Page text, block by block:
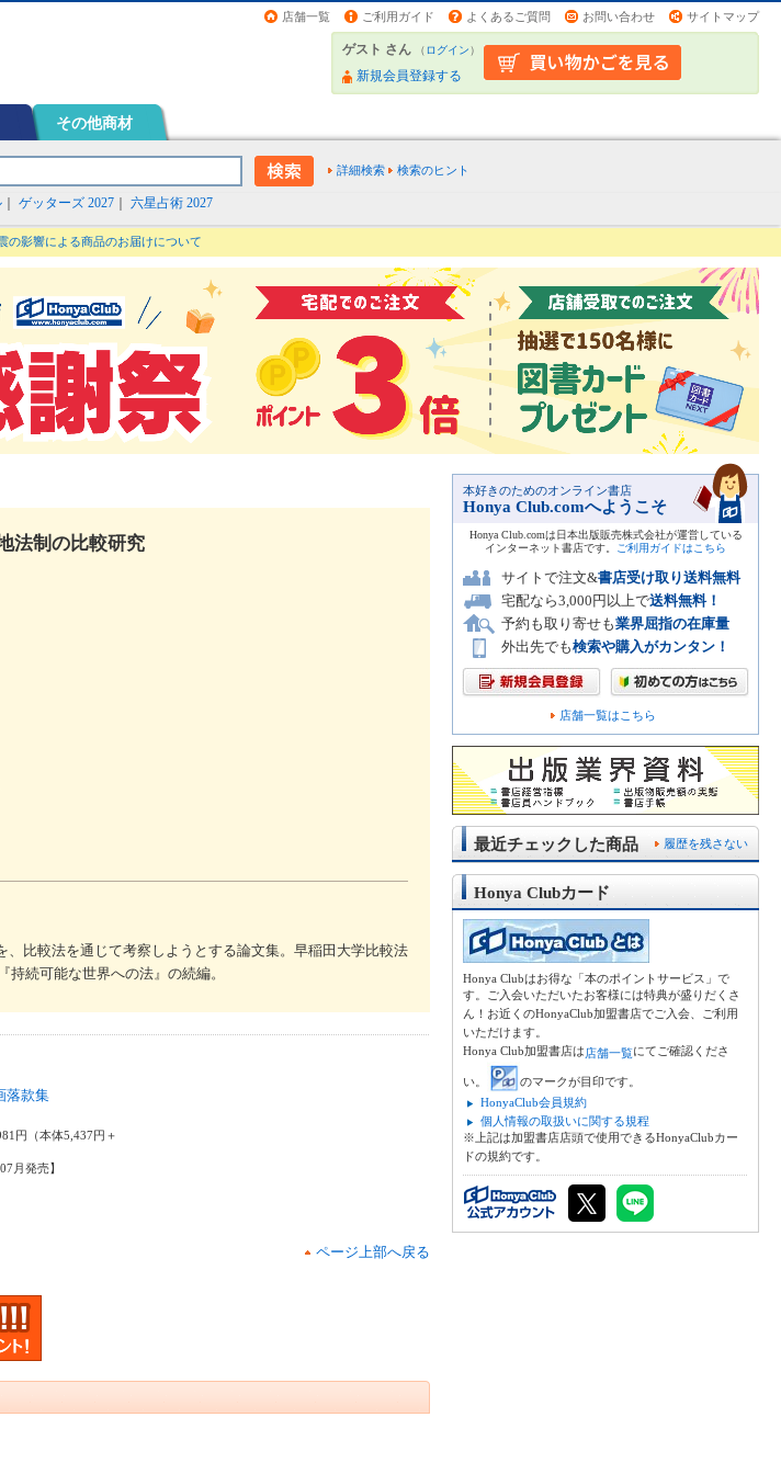
店舗一覧 ご利用ガイド よくあるご質問 お問い合わせ サイトマップ
ゲスト さん （ログイン）
新規会員登録する
その他商材
詳細検索 検索のヒント
ゲッターズ 2027 六星占術 2027
の影響による商品のお届けについて
法制の比較研究
比較法を通じて考察しようとする論文集。早稲田大学比較法
続可能な世界への法』の続編。
落款集
円（本体5,437円＋
月発売】
ページ上部へ戻る
本好きのためのオンライン書店
Honya Club.comへようこそ
Honya Club.comは日本出版販売株式会社が運営している
インターネット書店です。
ご利用ガイドはこちら
サイトで注文&書店受け取り送料無料
宅配なら3,000円以上で送料無料！
予約も取り寄せも業界屈指の在庫量
外出先でも検索や購入がカンタン！
店舗一覧はこちら
履歴を残さない
最近チェックした商品
Honya Clubカード
Honya Clubはお得な「本のポイントサービス」で
す。ご入会いただいたお客様には特典が盛りだくさ
ん！お近くのHonyaClub加盟書店でご入会、ご利用
いただけます。
Honya Club加盟書店は店舗一覧にてご確認くださ
い。
のマークが目印です。
HonyaClub会員規約
個人情報の取扱いに関する規程
※上記は加盟書店店頭で使用できるHonyaClubカー
ドの規約です。